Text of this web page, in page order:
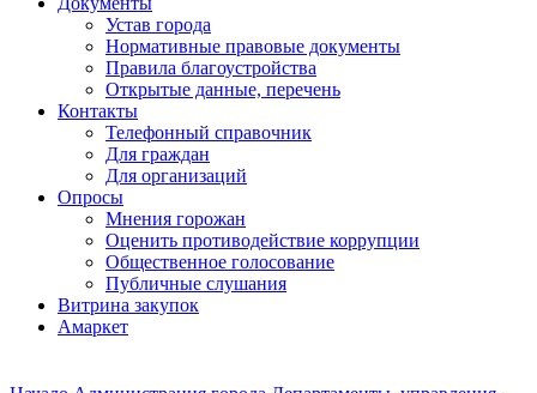
Устав города
Нормативные правовые документы
Правила благоустройства
Открытые данные, перечень
Контакты
Телефонный справочник
Для граждан
Для организаций
Опросы
Мнения горожан
Оценить противодействие коррупции
Общественное голосование
Публичные слушания
Витрина закупок
Амаркет